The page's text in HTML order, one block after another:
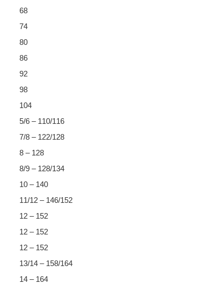
68
74
80
86
92
98
104
5/6 – 110/116
7/8 – 122/128
8 – 128
8/9 – 128/134
10 – 140
11/12 – 146/152
12 – 152
12 – 152
12 – 152
13/14 – 158/164
14 – 164